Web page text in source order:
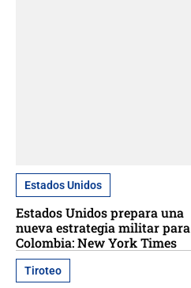
Estados Unidos
Estados Unidos prepara una
nueva estrategia militar para
Colombia: New York Times
Tiroteo